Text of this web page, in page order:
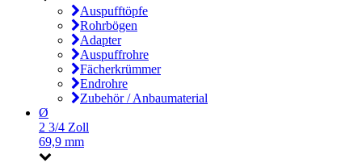
Auspufftöpfe
Rohrbögen
Adapter
Auspuffrohre
Fächerkrümmer
Endrohre
Zubehör / Anbaumaterial
Ø
2 3/4 Zoll
69,9 mm